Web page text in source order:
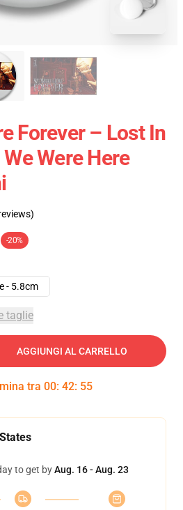
Forever – Lost In
Were Here
-20%
- 5.8cm
taglie
AGGIUNGI AL CARRELLO
tra 00: 42: 54
to get byAug. 16 - Aug. 23